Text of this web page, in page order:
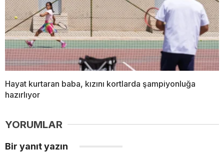
Hayat kurtaran baba, kızını kortlarda şampiyonluğa
hazırlıyor
YORUMLAR
Bir yanıt yazın